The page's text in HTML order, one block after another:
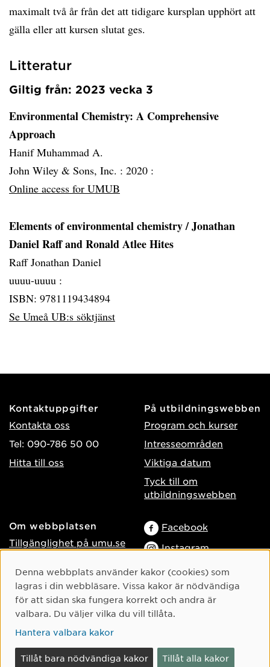
maximalt två år från det att tidigare kursplan upphört att
gälla eller att kursen slutat ges.
Litteratur
Giltig från: 2023 vecka 3
Environmental Chemistry: A Comprehensive
Approach
Hanif Muhammad A.
John Wiley & Sons, Inc. : 2020 :
Online access for UMUB
Elements of environmental chemistry / Jonathan
Daniel Raff and Ronald Atlee Hites
Raff Jonathan Daniel
uuuu-uuuu :
ISBN: 9781119434894
Se Umeå UB:s söktjänst
Kontaktuppgifter
Kontakta oss
Tel: 090-786 50 00
Hitta till oss
På utbildningswebben
Program och kurser
Intresseområden
Viktiga datum
Tyck till om
utbildningswebben
Om webbplatsen
Tillgänglighet på umu.se
personuppgifter
Hantera kakor
Logga in som
webbredaktör
Facebook
Instagram
TikTok
Youtube
LinkedIn
Cookie-samtycke
Denna webbplats använder kakor (cookies) som
lagras i din webbläsare. Vissa kakor är nödvändiga
för att sidan ska fungera korrekt och andra är
valbara. Du väljer vilka du vill tillåta.
Hantera valbara kakor
Tillåt bara nödvändiga kakor Tillåt alla kakor